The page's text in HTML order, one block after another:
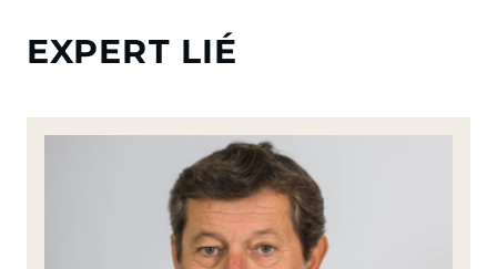
EXPERT LIÉ